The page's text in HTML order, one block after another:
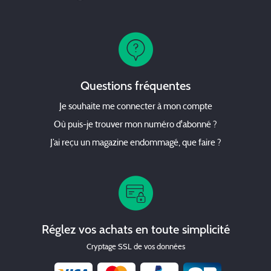
Questions fréquentes
Je souhaite me connecter à mon compte
Où puis-je trouver mon numéro d'abonné ?
J’ai reçu un magazine endommagé, que faire ?
Réglez vos achats en toute simplicité
Cryptage SSL de vos données